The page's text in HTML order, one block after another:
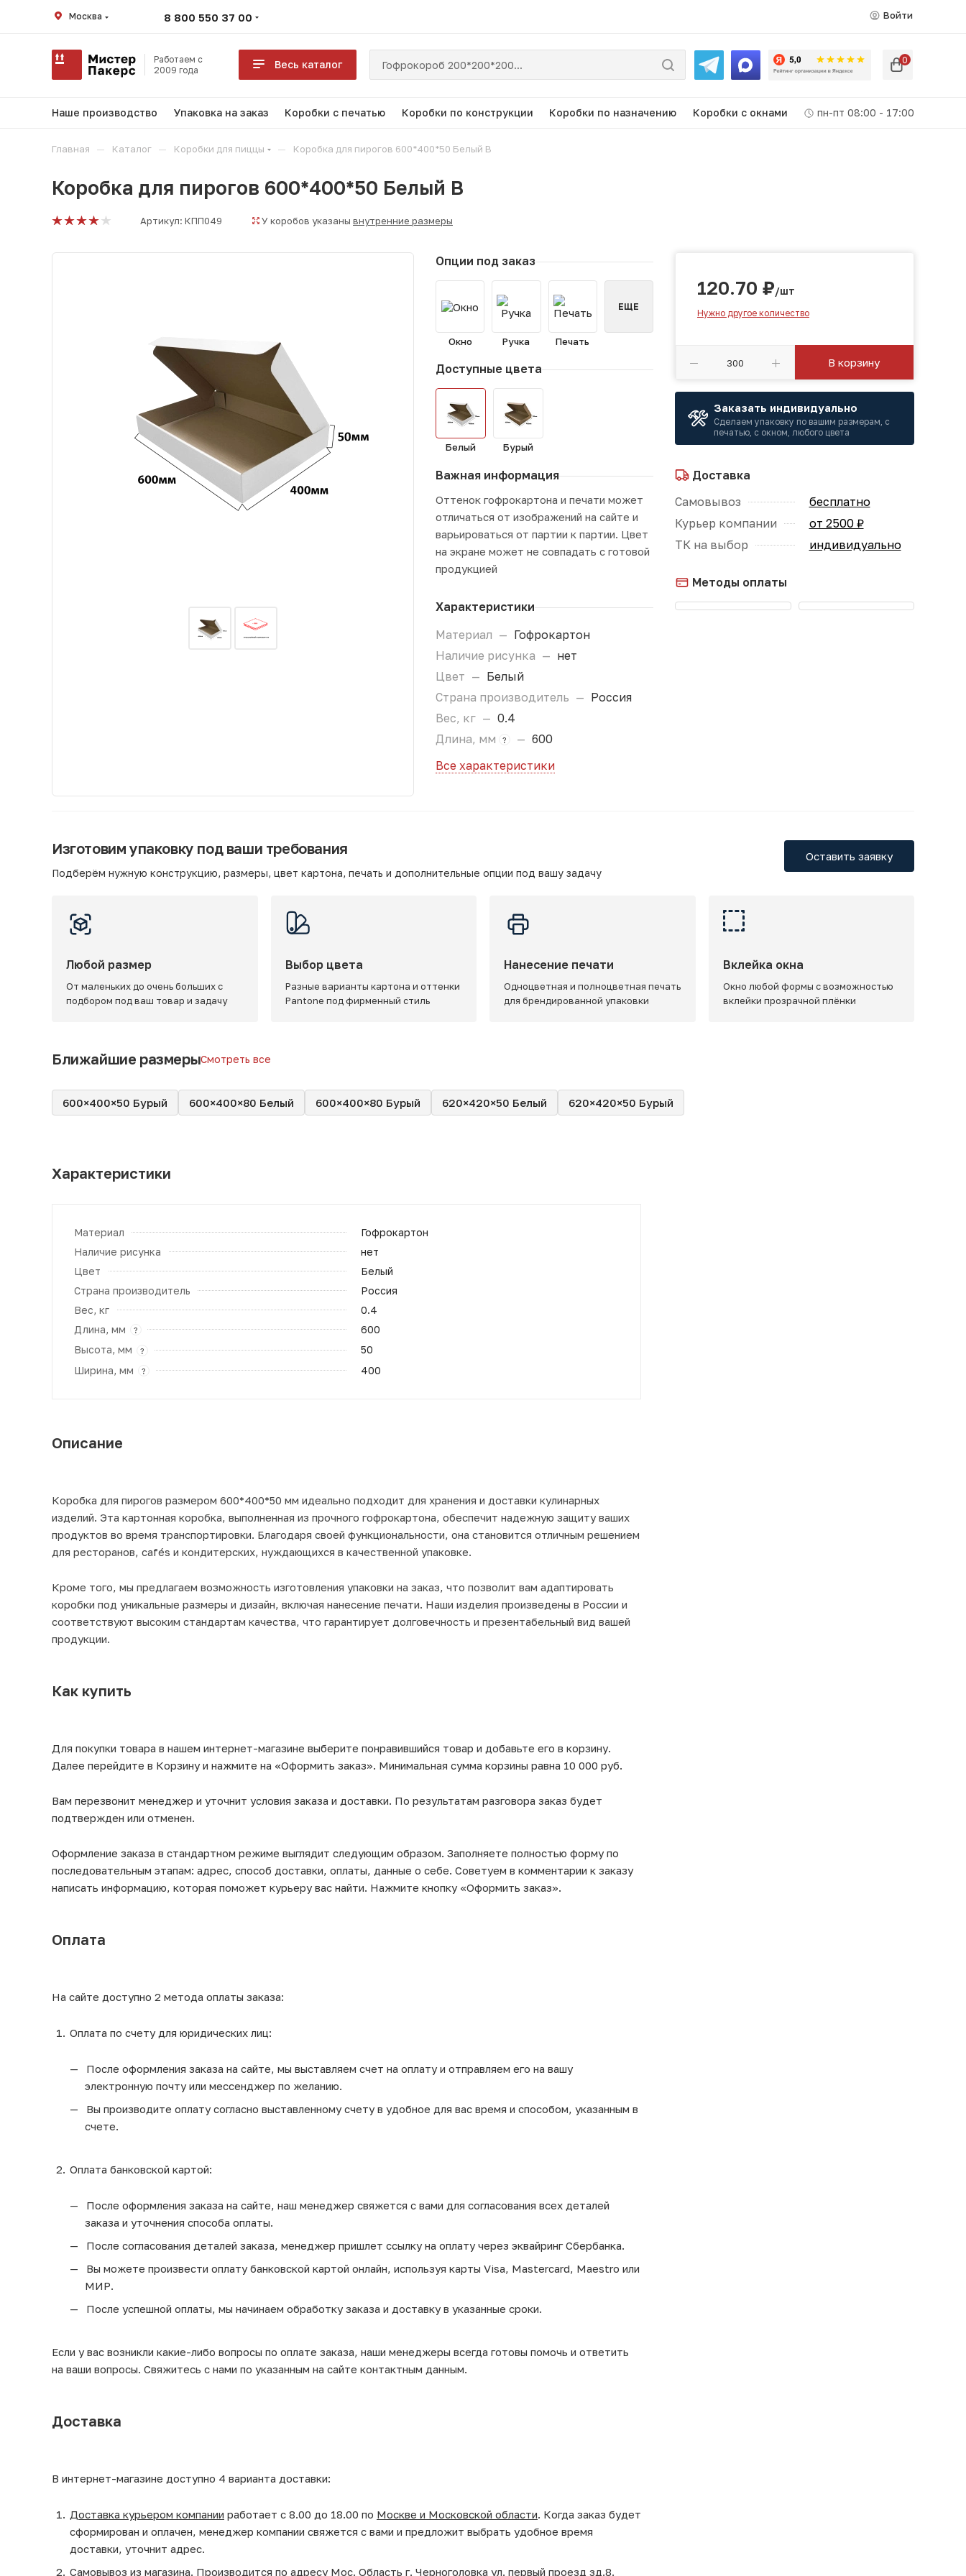
Работаем с
2009 года
Весь каталог 0
Наше производство Упаковка на заказ Коробки с печатью Коробки по конструкции Коробки по назначению Коробки c окнами пн-пт 08:00 - 17:00
Москва 8 800 550 37 00 Войти
Главная — Каталог — Коробки для пиццы — Коробка для пирогов 600*400*50 Белый B
Коробка для пирогов 600*400*50 Белый B
Артикул: КПП049 У коробов указаны внутренние размеры
Опции под заказ
Окно Ручка Печать
ЕЩЕ
Доступные цвета
Белый Бурый
Важная информация
Оттенок гофрокартона и печати может
отличаться от изображений на сайте и
варьироваться от партии к партии. Цвет
на экране может не совпадать с готовой
продукцией
Характеристики
Материал — Гофрокартон
Наличие рисунка — нет
Цвет — Белый
Страна производитель — Россия
Вес, кг — 0.4
Длина, мм
? — 600
Все характеристики
120.70 ₽/шт
Нужно другое количество
В корзину
Заказать индивидуально
Сделаем упаковку по вашим размерам, с
печатью, с окном, любого цвета
Доставка
Самовывоз
бесплатно
Курьер компании
от 2500 ₽
ТК на выбор
индивидуально
Методы оплаты
Изготовим упаковку под ваши требования
Подберём нужную конструкцию, размеры, цвет картона, печать и дополнительные опции под вашу задачу
Оставить заявку
Любой размер
От маленьких до очень больших с
подбором под ваш товар и задачу
Выбор цвета
Разные варианты картона и оттенки
Pantone под фирменный стиль
Нанесение печати
Одноцветная и полноцветная печать
для брендированной упаковки
Вклейка окна
Окно любой формы с возможностью
вклейки прозрачной плёнки
Ближайшие размерыСмотреть все
600×400×50 Бурый 600×400×80 Белый 600×400×80 Бурый 620×420×50 Белый 620×420×50 Бурый
Характеристики
Материал
Гофрокартон
Наличие рисунка
нет
Цвет
Белый
Страна производитель
Россия
Вес, кг
0.4
Длина, мм
?
600
Высота, мм
?
50
Ширина, мм
? 400
Описание
Коробка для пирогов размером 600*400*50 мм идеально подходит для хранения и доставки кулинарных
изделий. Эта картонная коробка, выполненная из прочного гофрокартона, обеспечит надежную защиту ваших
продуктов во время транспортировки. Благодаря своей функциональности, она становится отличным решением
для ресторанов, cafés и кондитерских, нуждающихся в качественной упаковке.
Кроме того, мы предлагаем возможность изготовления упаковки на заказ, что позволит вам адаптировать
коробки под уникальные размеры и дизайн, включая нанесение печати. Наши изделия произведены в России и
соответствуют высоким стандартам качества, что гарантирует долговечность и презентабельный вид вашей
продукции.
Как купить
Для покупки товара в нашем интернет-магазине выберите понравившийся товар и добавьте его в корзину.
Далее перейдите в Корзину и нажмите на «Оформить заказ». Минимальная сумма корзины равна 10 000 руб.
Вам перезвонит менеджер и уточнит условия заказа и доставки. По результатам разговора заказ будет
подтвержден или отменен.
Оформление заказа в стандартном режиме выглядит следующим образом. Заполняете полностью форму по
последовательным этапам: адрес, способ доставки, оплаты, данные о себе. Советуем в комментарии к заказу
написать информацию, которая поможет курьеру вас найти. Нажмите кнопку «Оформить заказ».
Оплата
На сайте доступно 2 метода оплаты заказа:
Оплата по счету для юридических лиц:
После оформления заказа на сайте, мы выставляем счет на оплату и отправляем его на вашу
электронную почту или мессенджер по желанию.
Вы производите оплату согласно выставленному счету в удобное для вас время и способом, указанным в
счете.
Оплата банковской картой:
После оформления заказа на сайте, наш менеджер свяжется с вами для согласования всех деталей
заказа и уточнения способа оплаты.
После согласования деталей заказа, менеджер пришлет ссылку на оплату через эквайринг Сбербанка.
Вы можете произвести оплату банковской картой онлайн, используя карты Visa, Mastercard, Maestro или
МИР.
После успешной оплаты, мы начинаем обработку заказа и доставку в указанные сроки.
Если у вас возникли какие-либо вопросы по оплате заказа, наши менеджеры всегда готовы помочь и ответить
на ваши вопросы. Свяжитесь с нами по указанным на сайте контактным данным.
Доставка
В интернет-магазине доступно 4 варианта доставки:
Доставка курьером компании работает с 8.00 до 18.00 по Москве и Московской области. Когда заказ будет
сформирован и оплачен, менеджер компании свяжется с вами и предложит выбрать удобное время
доставки, уточнит адрес.
Самовывоз из магазина. Производится по адресу Мос. Область г. Черноголовка ул. первый проезд зд.8.